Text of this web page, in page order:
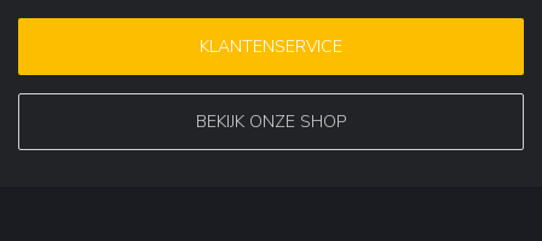
KLANTENSERVICE
BEKIJK ONZE SHOP